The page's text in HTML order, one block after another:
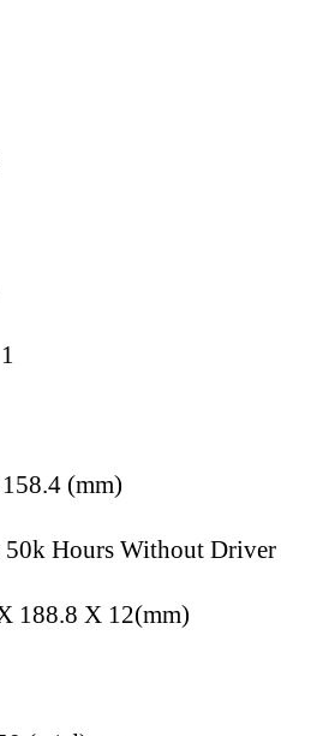
(mm)
Hours Without Driver
188.8 X 12(mm)